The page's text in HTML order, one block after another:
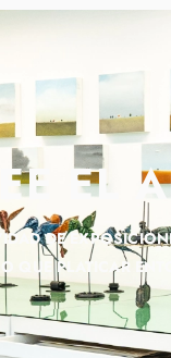
LEE EL
DE
QUE PLATICAR